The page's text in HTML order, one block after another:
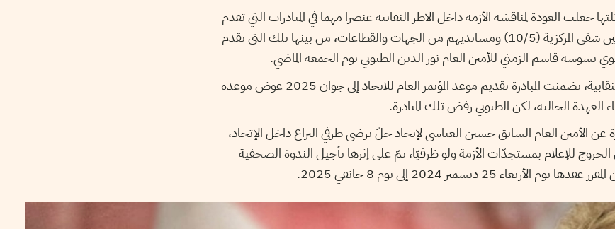
جعلت العودة لمناقشة الأزمة داخل الاطر النقابية عنصرا مهما في المبادرات التي تقدم
بها بعض النقابيين للتوفيق بين شقي المركزية (10/5) ومسانديهم من الجهات والقطاعات، من بينها تلك التي تقدم
بسوسة قاسم الزمني للأمين العام نور الدين الطبوبي يوم الجمعة الماضي.
وفق ما كشفته مصادر نواة النقابية، تضمنت المبادرة تقديم موعد المؤتمر العام للاتحاد إلى جوان 2025 عوض موعده
الأمين العام السابق حسين العباسي لإيجاد حلّ يرضي طرفي النزاع داخل الإتحاد،
للإعلام بمستجدّات الأزمة ولو ظرفيّا، تمّ على إثرها تأجيل الندوة الصحفية
25 ديسمبر 2024 إلى يوم 8 جانفي 2025.